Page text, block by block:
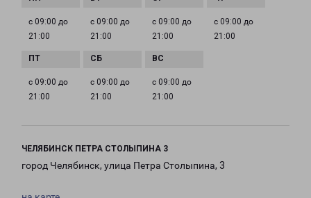
с 09:00 до
21:00
с 09:00 до
21:00
с 09:00 до
21:00
с 09:00 до
21:00
с 09:00 до
21:00
с 09:00 до
21:00
с 09:00 до
21:00
ЧЕЛЯБИНСК ПЕТРА СТОЛЫПИНА 3
город Челябинск, улица Петра Столыпина, 3